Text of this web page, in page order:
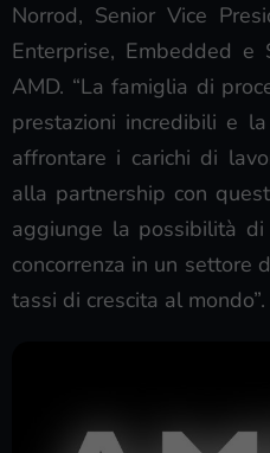
Norrod, Senior Vice
Enterprise, Embedded e
AMD. “La famiglia di
prestazioni incredibili e
affrontare i carichi di
alla partnership con
aggiunge la possibilità
concorrenza in un settore
tassi di crescita al mondo”.